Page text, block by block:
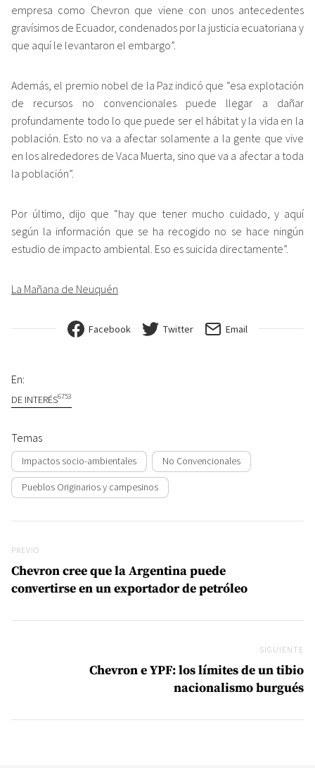
empresa como Chevron que viene con unos antecedentes
gravísimos de Ecuador, condenados por la justicia ecuatoriana y
que aquí le levantaron el embargo”.
Además, el premio nobel de la Paz indicó que “esa explotación
de recursos no convencionales puede llegar a dañar
profundamente todo lo que puede ser el hábitat y la vida en la
población. Esto no va a afectar solamente a la gente que vive
en los alrededores de Vaca Muerta, sino que va a afectar a toda
la población”.
Por último, dijo que “hay que tener mucho cuidado, y aquí
según la información que se ha recogido no se hace ningún
estudio de impacto ambiental. Eso es suicida directamente”.
La Mañana de Neuquén
Facebook Twitter Email
En:
DE INTERÉS6753
Temas
Impactos socio-ambientales No Convencionales
Pueblos Originarios y campesinos
Previo
PREVIO
Chevron cree que la Argentina puede
convertirse en un exportador de petróleo
SIGUIENTE
Chevron e YPF: los límites de un tibio
nacionalismo burgués